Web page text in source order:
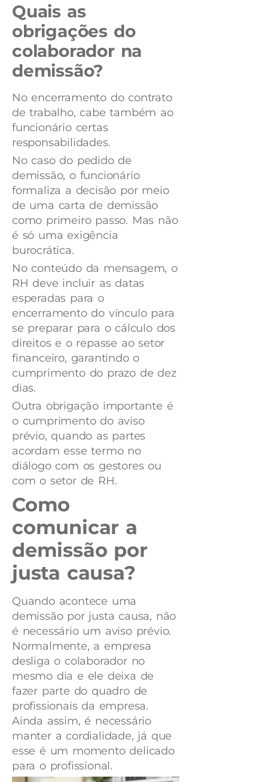
Quais as
obrigações do
colaborador na
demissão?
No encerramento do contrato
de trabalho, cabe também ao
funcionário certas
responsabilidades.
No caso do pedido de
demissão, o funcionário
formaliza a decisão por meio
de uma carta de demissão
como primeiro passo. Mas não
é só uma exigência
burocrática.
No conteúdo da mensagem, o
RH deve incluir as datas
esperadas para o
encerramento do vínculo para
se preparar para o cálculo dos
direitos e o repasse ao setor
financeiro, garantindo o
cumprimento do prazo de dez
dias.
Outra obrigação importante é
o cumprimento do aviso
prévio, quando as partes
acordam esse termo no
diálogo com os gestores ou
com o setor de RH.
Como
comunicar a
demissão por
justa causa?
Quando acontece uma
demissão por justa causa, não
é necessário um aviso prévio.
Normalmente, a empresa
desliga o colaborador no
mesmo dia e ele deixa de
fazer parte do quadro de
profissionais da empresa.
Ainda assim, é necessário
manter a cordialidade, já que
esse é um momento delicado
para o profissional.